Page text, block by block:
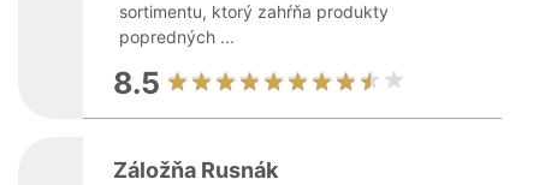
sortimentu, ktorý zahŕňa produkty
popredných ...
8.5
Záložňa Rusnák